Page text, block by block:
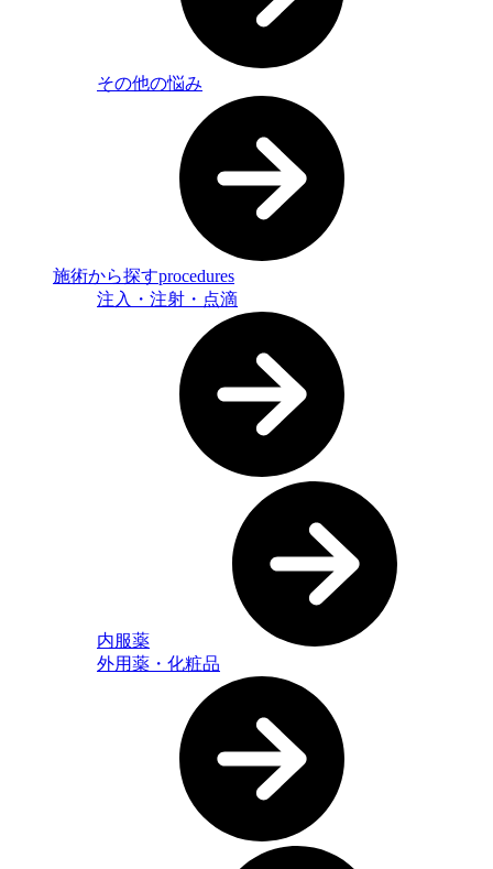
その他の悩み
施術から探すprocedures
注入・注射・点滴
内服薬
外用薬・化粧品